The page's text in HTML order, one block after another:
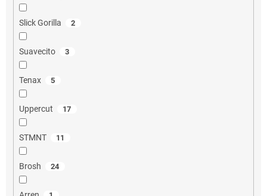
Slick Gorilla 2
Suavecito 3
Tenax 5
Uppercut 17
STMNT 11
Brosh 24